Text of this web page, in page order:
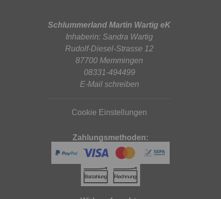
Schlummerland Martin Wartig eK
Inhaberin: Sandra Wartig
Rudolf-Diesel-Strasse 12
87700 Memmingen
08331-494499
E-Mail schreiben
Cookie Einstellungen
Zahlungsmethoden: